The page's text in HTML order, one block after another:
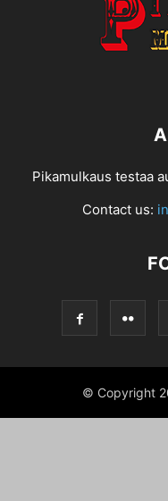
Pikamulkaus testaa
Contact us:
© Copyright